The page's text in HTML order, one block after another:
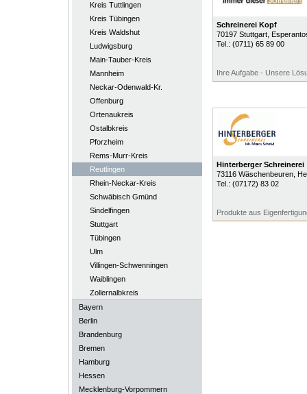
Kreis Tuttlingen
Kreis Tübingen
Kreis Waldshut
Ludwigsburg
Main-Tauber-Kreis
Mannheim
Neckar-Odenwald-Kr.
Offenburg
Ortenaukreis
Ostalbkreis
Pforzheim
Rems-Murr-Kreis
Reutlingen
Rhein-Neckar-Kreis
Schwäbisch Gmünd
Sindelfingen
Stuttgart
Tübingen
Ulm
Villingen-Schwenningen
Waiblingen
Zollernalbkreis
Bayern
Berlin
Brandenburg
Bremen
Hamburg
Hessen
Mecklenburg-Vorpommern
Schreinerei Kopf
70197 Stuttgart,
Tel.: (0711) 65 89 00
Ihre Aufgabe - Unsere
Hinterberger Schreinerei
73116 Wäschenbeuren,
Tel.: (07172) 83 02
Produkte aus